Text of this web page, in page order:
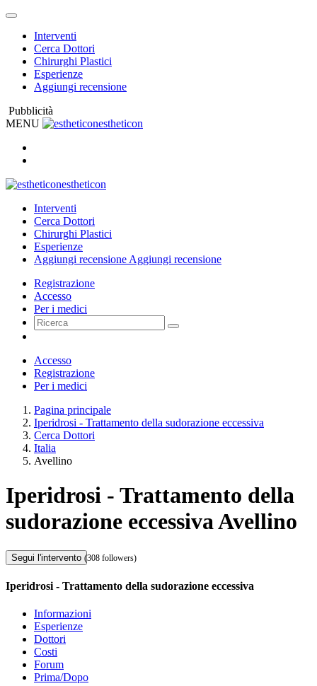
Interventi
Cerca Dottori
Chirurghi Plastici
Esperienze
Aggiungi recensione
Pubblicità
MENU
estheticon
estheticon
Interventi
Cerca Dottori
Chirurghi Plastici
Esperienze
Aggiungi recensione Aggiungi recensione
Registrazione
Accesso
Per i medici
Accesso
Registrazione
Per i medici
Pagina principale
Iperidrosi - Trattamento della sudorazione eccessiva
Cerca Dottori
Italia
Avellino
Iperidrosi - Trattamento della
sudorazione eccessiva Avellino
Segui l'intervento (308 followers)
Iperidrosi - Trattamento della sudorazione eccessiva
Informazioni
Esperienze
Dottori
Costi
Forum
Prima/Dopo